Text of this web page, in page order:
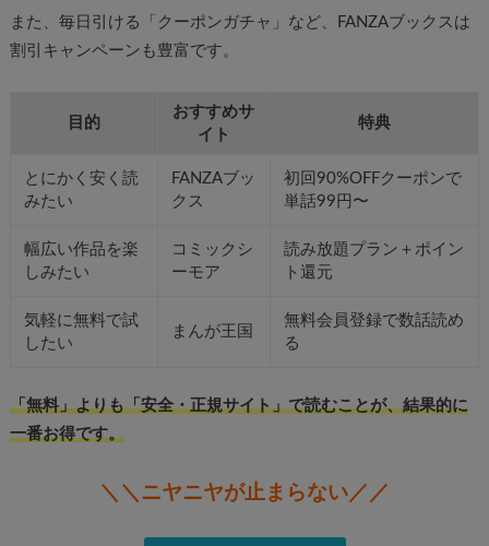
また、毎日引ける「クーポンガチャ」など、FANZAブックスは
割引キャンペーンも豊富です。
目的
おすすめサ
イト
特典
とにかく安く読
みたい
FANZAブッ
クス
初回90%OFFクーポンで
単話99円〜
幅広い作品を楽
しみたい
コミックシ
ーモア
読み放題プラン＋ポイン
ト還元
気軽に無料で試
したい
まんが王国
無料会員登録で数話読め
る
「無料」よりも「安全・正規サイト」で読むことが、結果的に
一番お得です。
＼＼ニヤニヤが止まらない／／